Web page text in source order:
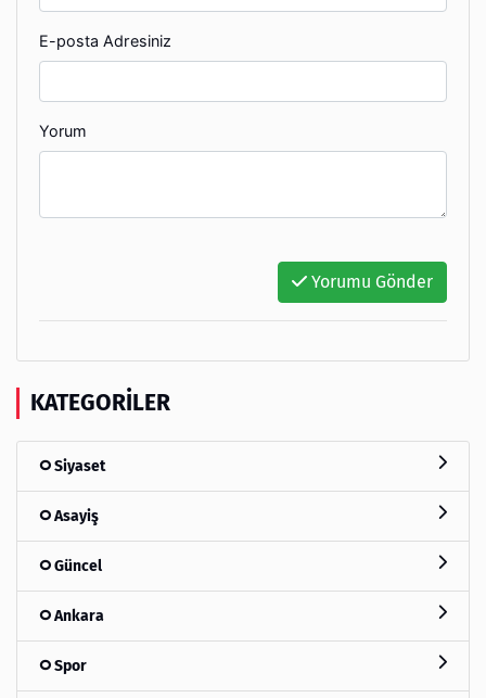
E-posta Adresiniz
Yorum
Yorumu Gönder
KATEGORILER
Siyaset
Asayiş
Güncel
Ankara
Spor